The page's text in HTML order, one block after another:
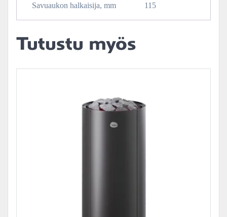
Savuaukon halkaisija, mm 115
Tutustu myös